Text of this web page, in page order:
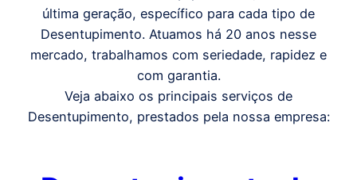
última geração, específico para cada tipo de
Desentupimento. Atuamos há 20 anos nesse
mercado, trabalhamos com seriedade, rapidez e
com garantia.
Veja abaixo os principais serviços de
Desentupimento, prestados pela nossa empresa: